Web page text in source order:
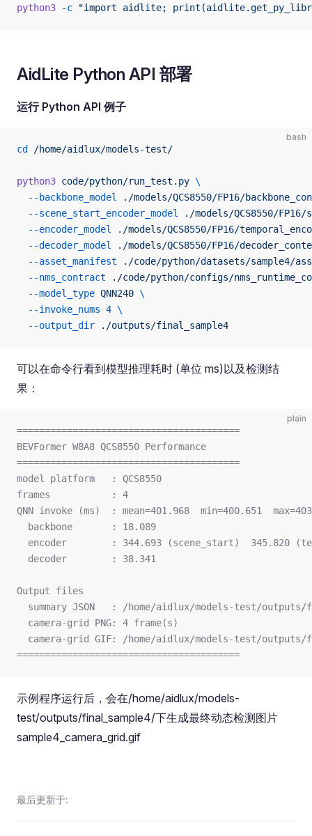
python3 -c "import aidlite;
AidLite Python API 部署
运行 Python API 例子
bash
cd /home/aidlux/models-test/
python3 code/python/run_test.py \
  --backbone_model
./models/QCS8550/FP16/
  --scene_start_encoder_model
./models/QCS8550/
  --encoder_model
./models/QCS8550/FP16/
  --decoder_model
./models/QCS8550/FP16/
  --asset_manifest
./code/python/datasets/sample4/
  --nms_contract
./code/python/configs/
  --model_type
QNN240 \
  --invoke_nums
4 \
  --output_dir
./outputs/final_sample4
可以在命令行看到模型推理耗时 (单位 ms)以及检测结
果：
plain
========================================
BEVFormer W8A8 QCS8550 Performance
========================================
model platform   : QCS8550
frames           : 4
QNN invoke (ms)  : mean=401.968  min=400.651
  backbone       : 18.089
encoder        : 344.693 (scene_start)  345.820
  decoder        : 38.341
Output files
summary JSON   : /home/aidlux/models-test/
  camera-grid PNG: 4 frame(s)
camera-grid GIF: /home/aidlux/models-test/
========================================
示例程序运行后，会在/home/aidlux/models-
test/outputs/final_sample4/下生成最终动态检测图片
sample4_camera_grid.gif
最后更新于: